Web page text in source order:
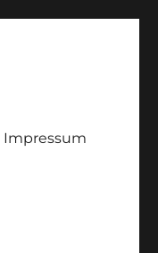
Impressum